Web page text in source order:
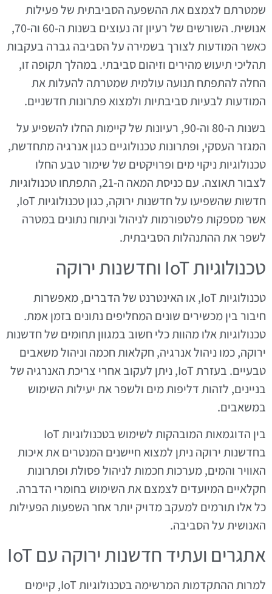
שמטרתם לצמצם את ההשפעה הסביבתית של פעילות
אנושית. השורשים של רעיון זה נעוצים בשנות ה-60 וה-70,
כאשר המודעות לצורך בשמירה על הסביבה גברה בעקבות
תהליכי תיעוש מהירים וזיהום סביבתי. במהלך תקופה זו,
החלה להתפתח תנועה עולמית שמטרתה להעלות את
המודעות לבעיות סביבתיות ולמצוא פתרונות חדשניים.
בשנות ה-80 וה-90, רעיונות של קיימות החלו להשפיע על
המגזר העסקי, ופתרונות טכנולוגיים כגון אנרגיה מתחדשת,
טכנולוגיות ניקוי מים ופרויקטים של שימור טבע החלו
לצבור תאוצה. עם כניסת המאה ה-21, התפתחו טכנולוגיות
חדשות שהשפיעו על חדשנות ירוקה, כגון טכנולוגיות IoT,
אשר מספקות פלטפורמות לניהול וניתוח נתונים במטרה
לשפר את ההתנהלות הסביבתית.
טכנולוגיות IoT וחדשנות ירוקה
טכנולוגיות IoT, או האינטרנט של הדברים, מאפשרות
חיבור בין מכשירים שונים המחליפים נתונים בזמן אמת.
טכנולוגיות אלו מהוות כלי חשוב במגוון תחומים של חדשנות
ירוקה, כמו ניהול אנרגיה, חקלאות חכמה וניהול משאבים
טבעיים. בעזרת IoT, ניתן לעקוב אחרי צריכת האנרגיה של
בניינים, לזהות דליפות מים ולשפר את יעילות השימוש
במשאבים.
בין הדוגמאות המובהקות לשימוש בטכנולוגיות IoT
בחדשנות ירוקה ניתן למצוא חיישנים המנטרים את איכות
האוויר והמים, מערכות חכמות לניהול פסולת ופתרונות
חקלאיים המיועדים לצמצם את השימוש בחומרי הדברה.
כל אלו תורמים למעקב מדויק יותר אחר השפעות הפעילות
האנושית על הסביבה.
אתגרים ועתיד חדשנות ירוקה עם IoT
למרות ההתקדמות המרשימה בטכנולוגיות IoT, קיימים